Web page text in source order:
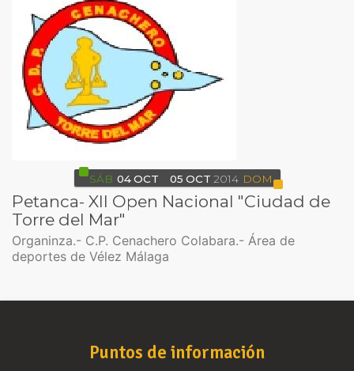
SÁB 04 OCT 05 OCT 2014 DOM
Petanca- XII Open Nacional "Ciudad de
Torre del Mar"
Organinza.- C.P. Cenachero Colabara.- Área de
deportes de Vélez Málaga
Puntos de información